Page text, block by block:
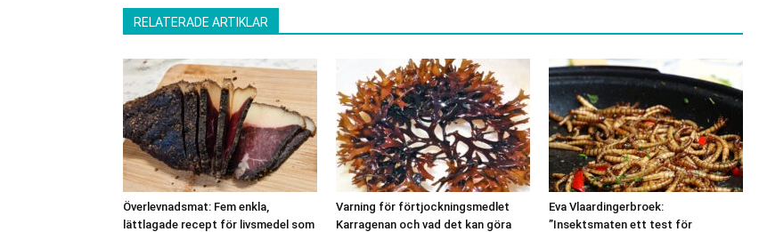
RELATERADE ARTIKLAR
Överlevnadsmat: Fem enkla,
lättlagade recept för livsmedel som
Varning för förtjockningsmedlet
Karragenan och vad det kan göra
Eva Vlaardingerbroek:
”Insektsmaten ett test för